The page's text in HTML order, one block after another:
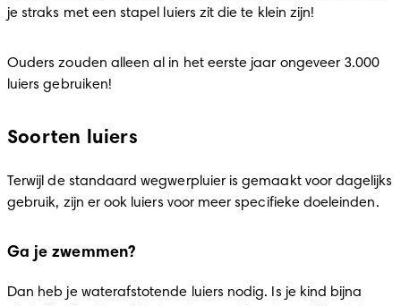
je straks met een stapel luiers zit die te klein zijn!
Ouders zouden alleen al in het eerste jaar ongeveer 3.000
luiers gebruiken!
Soorten luiers
Terwijl de standaard wegwerpluier is gemaakt voor dagelijks
gebruik, zijn er ook luiers voor meer specifieke doeleinden.
Ga je zwemmen?
Dan heb je waterafstotende luiers nodig. Is je kind bijna